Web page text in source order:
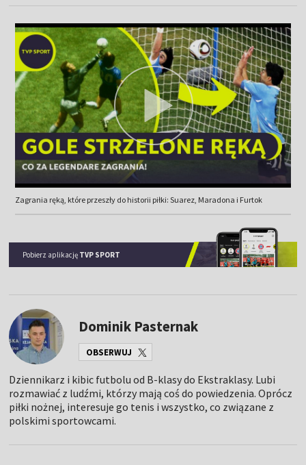
Zagrania ręką, które przeszły do historii piłki: Suarez, Maradona i Furtok
Pobierz aplikację TVP SPORT
Dominik Pasternak
OBSERWUJ
Dziennikarz i kibic futbolu od B-klasy do Ekstraklasy. Lubi
rozmawiać z ludźmi, którzy mają coś do powiedzenia. Oprócz
piłki nożnej, interesuje go tenis i wszystko, co związane z
polskimi sportowcami.